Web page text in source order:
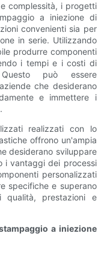
complessità, i progetti
a iniezione di
convenienti sia per
in serie. Utilizzando
produrre componenti
i tempi e i costi di
può essere
che desiderano
e immettere i
realizzati con lo
offrono un'ampia
desiderano sviluppare
i vantaggi dei processi
personalizzati
specifiche e superano
prestazioni e
a iniezione